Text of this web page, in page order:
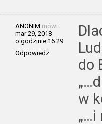
ANONIM mówi:
mar 29, 2018
o godzinie 16:29
Odpowiedz
do
w
„…i